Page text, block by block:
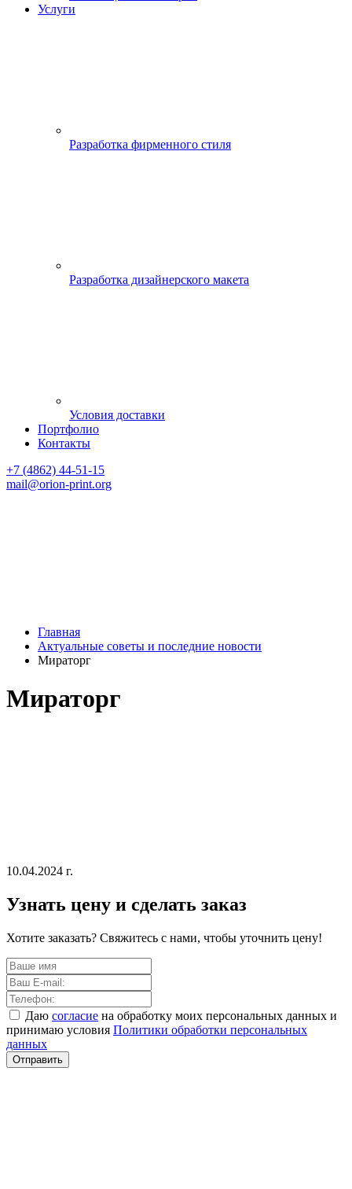
Услуги
Разработка фирменного стиля
Разработка дизайнерского макета
Условия доставки
Портфолио
Контакты
+7 (4862) 44-51-15
mail@orion-print.org
Главная
Актуальные советы и последние новости
Мираторг
Мираторг
10.04.2024 г.
Узнать цену и сделать заказ
Хотите заказать? Свяжитесь с нами, чтобы уточнить цену!
Даю согласие на обработку моих персональных данных и
принимаю условия Политики обработки персональных
данных
Отправить